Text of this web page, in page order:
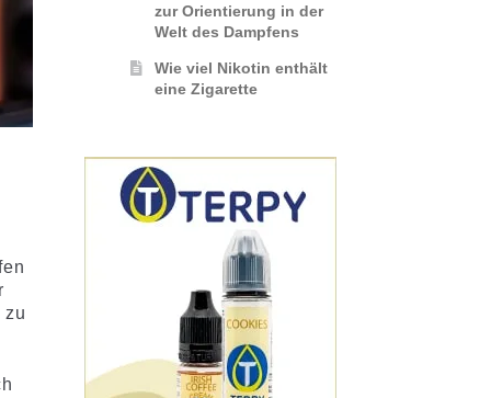
zur Orientierung in der
Welt des Dampfens
Wie viel Nikotin enthält
eine Zigarette